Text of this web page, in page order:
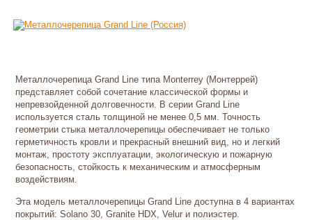
Металлочерепица Grand Line типа Monterrey (Монтеррей)
представляет собой сочетание классической формы и
непревзойденной долговечности. В серии Grand Line
используется сталь толщиной не менее 0,5 мм. Точность
геометрии стыка металлочерепицы обеспечивает не только
герметичность кровли и прекрасный внешний вид, но и легкий
монтаж, простоту эксплуатации, экологическую и пожарную
безопасность, стойкость к механическим и атмосферным
воздействиям.
Эта модель металлочерепицы Grand Line доступна в 4 вариантах
покрытий: Solano 30, Granite HDX, Velur и полиэстер.